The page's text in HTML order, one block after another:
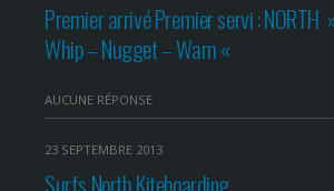
Premier arrivé Premier servi : NORTH
Whip – Nugget – Wam «
AUCUNE RÉPONSE
23 SEPTEMBRE 2013
Surfs North Kiteboarding